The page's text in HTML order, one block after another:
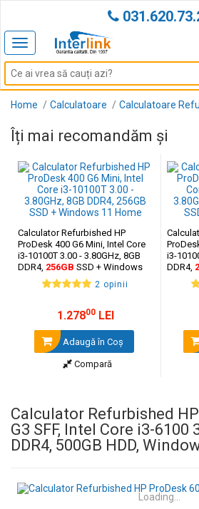
Toggle
navigation
Home Calculatoare Calculatoare
Îți mai recomandăm și
Calculator Refurbished HP
ProDesk 400 G6 Mini, Intel Core
i3-10100T 3.00 - 3.80GHz, 8GB
DDR4, 256GB SSD + Windows
11 Home
2 opinii
1.27800LEI
Adaugă în Coş
Compară
i3-
DDR4,
Calculator Refurbished
G3 SFF, Intel Core i3-6100
DDR4, 500GB HDD,
Loading...